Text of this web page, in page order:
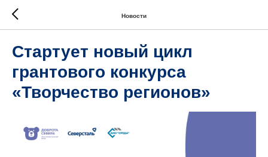
Новости
Стартует новый цикл
грантового конкурса
«Творчество регионов»